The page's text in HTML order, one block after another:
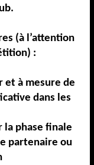
(à l’attention
:
et à mesure de
dans les
la phase finale
partenaire ou